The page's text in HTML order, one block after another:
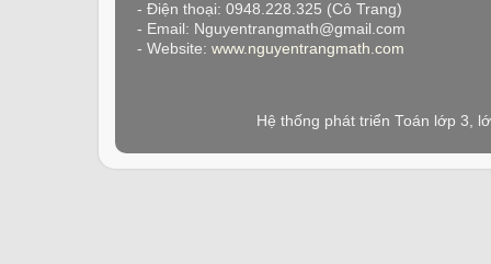
- Điện thoại: 0948.228.325 (Cô Trang)
- Email: Nguyentrangmath@gmail.com
- Website: www.nguyentrangmath.com
Hệ thống phát triển Toán lớp 3,